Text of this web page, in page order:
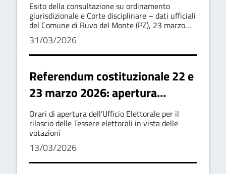
Esito della consultazione su ordinamento
giurisdizionale e Corte disciplinare – dati ufficiali
del Comune di Ruvo del Monte (PZ), 23 marzo
2026
31/03/2026
Referendum costituzionale 22 e
23 marzo 2026: apertura
straordinaria Ufficio Elettorale
per rilascio Tessere elettorali
Orari di apertura dell’Ufficio Elettorale per il
rilascio delle Tessere elettorali in vista delle
votazioni
13/03/2026